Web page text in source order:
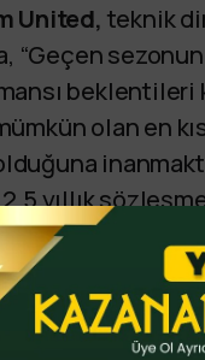
United, teknik
“Geçen
beklentileri
olan en
yıllık
Nuno
geçtiği basına